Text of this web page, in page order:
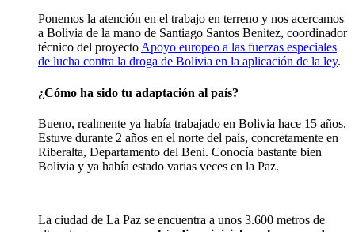
Ponemos la atención en el trabajo en terreno y nos acercamos
a Bolivia de la mano de Santiago Santos Benitez, coordinador
técnico del proyecto Apoyo europeo a las fuerzas especiales
de lucha contra la droga de Bolivia en la aplicación de la ley.
¿Cómo ha sido tu adaptación al país?
Bueno, realmente ya había trabajado en Bolivia hace 15 años.
Estuve durante 2 años en el norte del país, concretamente en
Riberalta, Departamento del Beni. Conocía bastante bien
Bolivia y ya había estado varias veces en la Paz.
La ciudad de La Paz se encuentra a unos 3.600 metros de